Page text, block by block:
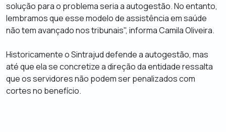
solução para o problema seria a autogestão. No entanto,
lembramos que esse modelo de assistência em saúde
não tem avançado nos tribunais", informa Camila Oliveira.
Historicamente o Sintrajud defende a autogestão, mas
até que ela se concretize a direção da entidade ressalta
que os servidores não podem ser penalizados com
cortes no benefício.